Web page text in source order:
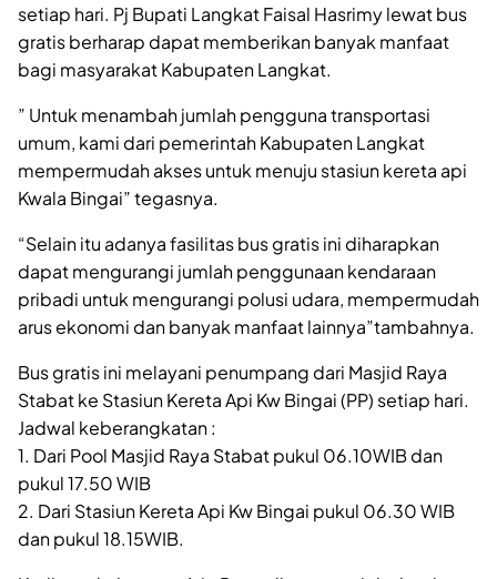
setiap hari. Pj Bupati Langkat Faisal Hasrimy lewat bus
gratis berharap dapat memberikan banyak manfaat
bagi masyarakat Kabupaten Langkat.
” Untuk menambah jumlah pengguna transportasi
umum, kami dari pemerintah Kabupaten Langkat
mempermudah akses untuk menuju stasiun kereta api
Kwala Bingai” tegasnya.
“Selain itu adanya fasilitas bus gratis ini diharapkan
dapat mengurangi jumlah penggunaan kendaraan
pribadi untuk mengurangi polusi udara, mempermudah
arus ekonomi dan banyak manfaat lainnya”tambahnya.
Bus gratis ini melayani penumpang dari Masjid Raya
Stabat ke Stasiun Kereta Api Kw Bingai (PP) setiap hari.
Jadwal keberangkatan :
1. Dari Pool Masjid Raya Stabat pukul 06.10WIB dan
pukul 17.50 WIB
2. Dari Stasiun Kereta Api Kw Bingai pukul 06.30 WIB
dan pukul 18.15WIB.